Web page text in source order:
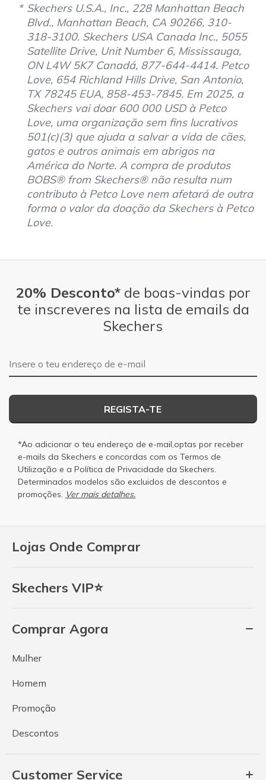
Skechers U.S.A., Inc., 228 Manhattan Beach
Blvd., Manhattan Beach, CA 90266, 310-
318-3100. Skechers USA Canada Inc., 5055
Satellite Drive, Unit Number 6, Mississauga,
ON L4W 5K7 Canadá, 877-644-4414. Petco
Love, 654 Richland Hills Drive, San Antonio,
TX 78245 EUA, 858-453-7845. Em 2025, a
Skechers vai doar 600 000 USD à Petco
Love, uma organização sem fins lucrativos
501(c)(3) que ajuda a salvar a vida de cães,
gatos e outros animais em abrigos na
América do Norte. A compra de produtos
BOBS® from Skechers® não resulta num
contributo à Petco Love nem afetará de outra
forma o valor da doação da Skechers à Petco
Love.
Lojas Onde Comprar
Skechers VIP⭐
Comprar Agora
Mulher
Homem
Promoção
Descontos
Customer Service
20% Desconto*de boas-vindas por
te inscreveres na lista de emails da
Skechers
Endereço de e-mail
REGISTA-TE
*Ao adicionar o teu endereço de e-mail,optas por receber
e-mails da Skechers e concordas com os Termos de
Utilização e a Política de Privacidade da Skechers.
Determinados modelos são excluidos de descontos e
promoções. Ver mais detalhes.